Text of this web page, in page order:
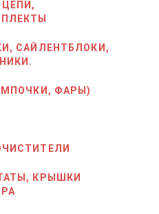
САЙЛЕНТБЛОКИ,
ФАРЫ)
КРЫШКИ